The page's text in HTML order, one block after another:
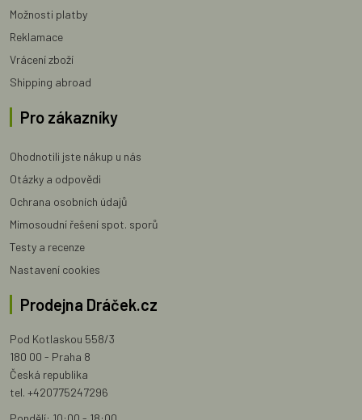
Možnosti platby
Reklamace
Vrácení zboží
Shipping abroad
Pro zákazníky
Ohodnotili jste nákup u nás
Otázky a odpovědi
Ochrana osobních údajů
Mimosoudní řešení spot. sporů
Testy a recenze
Nastavení cookies
Prodejna Dráček.cz
Pod Kotlaskou 558/3
180 00 - Praha 8
Česká republika
tel. +420775247296